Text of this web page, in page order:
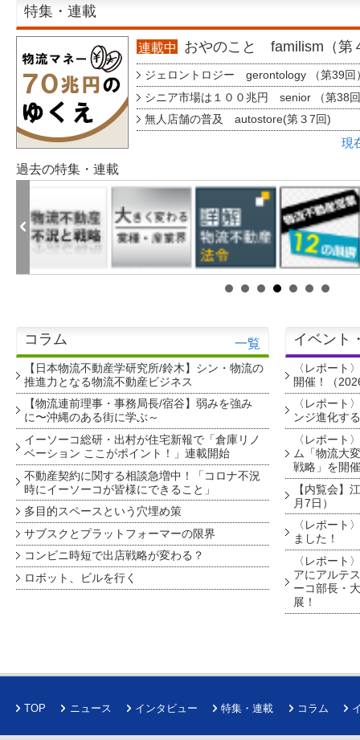
特集・連載
連載中 おやのこと familism（第
ジェロントロジー gerontology （第39回
シニア市場は１００兆円 senior （第38
無人店舗の普及 autostore(第３7回)
現
過去の特集・連載
コラム 一覧
【日本物流不動産学研究所/鈴木】シン・物流の
推進力となる物流不動産ビジネス
【物流連前理事・事務局長/宿谷】弱みを強み
に〜沖縄のある街に学ぶ～
イーソーコ総研・出村が住宅新報で「倉庫リノ
ベーション ここがポイント！」連載開始
不動産契約に関する相談急増中！「コロナ不況
時にイーソーコが皆様にできること」
多目的スペースという穴埋め策
サブスクとプラットフォーマーの限界
コンビニ時短で出店戦略が変わる？
ロボット、ビルを行く
イベント
〈レポート
開催！（
〈レポート
ンジ進化す
〈レポート
ム「物流大
戦略」を開
【内覧会】
月7日）
〈レポート
ました！
〈レポート
アにアルテ
ーコ部長・
展！
TOP ニュース インタビュー 特集・連載 コラム